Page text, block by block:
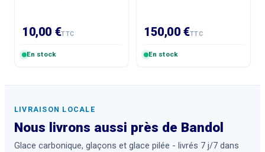
10,00 €TTC
En stock
150,00 €TTC
En stock
LIVRAISON LOCALE
Nous livrons aussi près de Bandol
Glace carbonique, glaçons et glace pilée - livrés 7 j/7 dans